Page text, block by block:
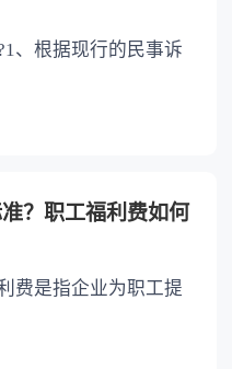
、根据现行的民事诉
？职工福利费如何
费是指企业为职工提